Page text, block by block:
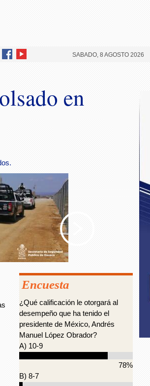
SABADO, 8 AGOSTO 2026
en
Encuesta
¿Qué calificación le otorgará al
desempeño que ha tenido el
presidente de México, Andrés
Manuel López Obrador?
A) 10-9
78%
B) 8-7